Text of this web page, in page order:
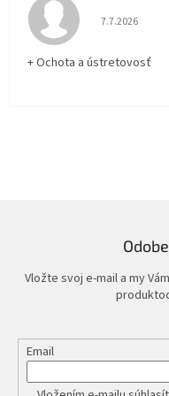
Hodnotenie
7.7.2026
+ Ochota a ústretovosť
Vložte svoj e-mail a my
Email